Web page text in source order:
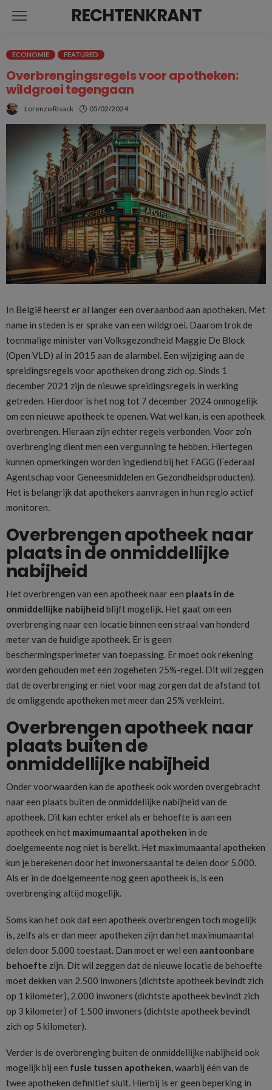
RECHTENKRANT
ECONOMIE FEATURED
Overbrengingsregels voor apotheken:
wildgroei tegengaan
Lorenzo Risack 05/02/2024
In België heerst er al langer een overaanbod aan apotheken. Met
name in steden is er sprake van een wildgroei. Daarom trok de
toenmalige minister van Volksgezondheid Maggie De Block
(Open VLD) al in 2015 aan de alarmbel. Een wijziging aan de
spreidingsregels voor apotheken drong zich op. Sinds 1
december 2021 zijn de nieuwe spreidingsregels in werking
getreden. Hierdoor is het nog tot 7 december 2024 onmogelijk
om een nieuwe apotheek te openen. Wat wel kan, is een apotheek
overbrengen. Hieraan zijn echter regels verbonden. Voor zo’n
overbrenging dient men een vergunning te hebben. Hiertegen
kunnen opmerkingen worden ingediend bij het FAGG (Federaal
Agentschap voor Geneesmiddelen en Gezondheidsproducten).
Het is belangrijk dat apothekers aanvragen in hun regio actief
monitoren.
Overbrengen apotheek naar
plaats in de onmiddellijke
nabijheid
Het overbrengen van een apotheek naar een plaats in de
onmiddellijke nabijheid blijft mogelijk. Het gaat om een
overbrenging naar een locatie binnen een straal van honderd
meter van de huidige apotheek. Er is geen
beschermingsperimeter van toepassing. Er moet ook rekening
worden gehouden met een zogeheten 25%-regel. Dit wil zeggen
dat de overbrenging er niet voor mag zorgen dat de afstand tot
de omliggende apotheken met meer dan 25% verkleint.
Overbrengen apotheek naar
plaats buiten de
onmiddellijke nabijheid
Onder voorwaarden kan de apotheek ook worden overgebracht
naar een plaats buiten de onmiddellijke nabijheid van de
apotheek. Dit kan echter enkel als er behoefte is aan een
apotheek en het maximumaantal apotheken in de
doelgemeente nog niet is bereikt. Het maximumaantal apotheken
kun je berekenen door het inwonersaantal te delen door 5.000.
Als er in de doelgemeente nog geen apotheek is, is een
overbrenging altijd mogelijk.
Soms kan het ook dat een apotheek overbrengen toch mogelijk
is, zelfs als er dan meer apotheken zijn dan het maximumaantal
delen door 5.000 toestaat. Dan moet er wel een aantoonbare
behoefte zijn. Dit wil zeggen dat de nieuwe locatie de behoefte
moet dekken van 2.500 inwoners (dichtste apotheek bevindt zich
op 1 kilometer), 2.000 inwoners (dichtste apotheek bevindt zich
op 3 kilometer) of 1.500 inwoners (dichtste apotheek bevindt
zich op 5 kilometer).
Verder is de overbrenging buiten de onmiddellijke nabijheid ook
mogelijk bij een fusie tussen apotheken, waarbij één van de
twee apotheken definitief sluit. Hierbij is er geen beperking in